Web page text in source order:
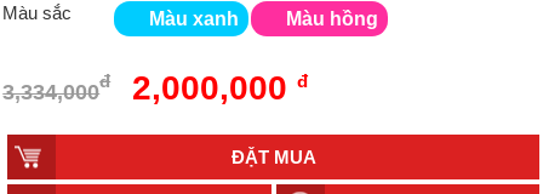
Màu sắc
Màu xanh Màu hồng
3,334,000đ 2,000,000 đ